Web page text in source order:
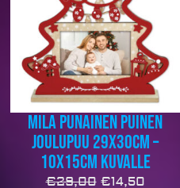
Mila punainen puinen
joulupuu 29x30cm –
10x15cm kuvalle
€29,00
€29,00.
€14,50